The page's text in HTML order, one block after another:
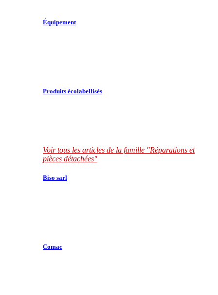
Équipement
Produits écolabellisés
Voir tous les articles de la famille "Réparations et
pièces détachées"
Biso sarl
Comac